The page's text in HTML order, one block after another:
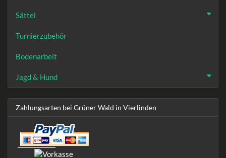
Sättel
Turnierzubehör
Bodenarbeit
Jagd & Hund
Zahlungsarten bei Grüner Wald in Vierlinden